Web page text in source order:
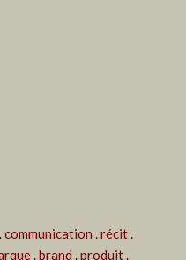
. récit .
. brand . produit .